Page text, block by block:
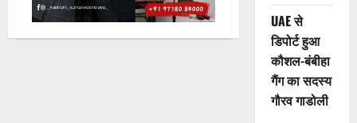
UAE से
डिपोर्ट हुआ
कौशल-बंबीहा
गैंग का सदस्य
गौरव गाडोली